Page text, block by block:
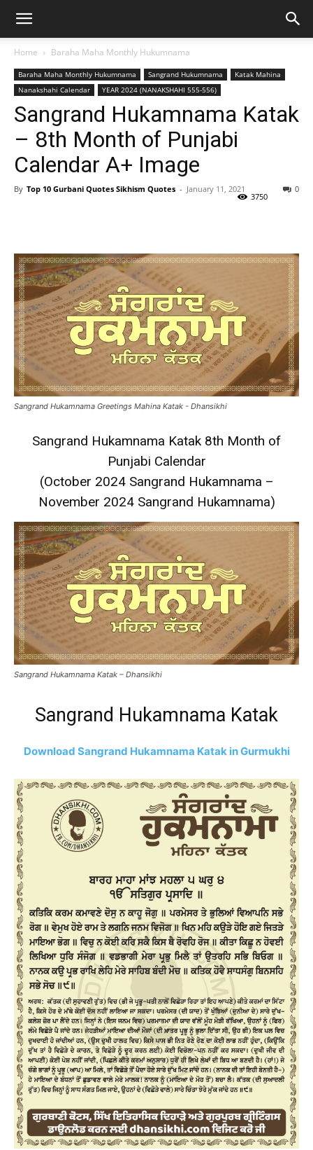
Home Baraha Maha Monthly Hukumnama
Baraha Maha Monthly Hukumnama Sangrand Hukumnama
Katak Mahina
Nanakshahi Calendar
YEAR 2024 (NANAKSHAHI 555-556)
Sangrand Hukamnama Katak
– 8th Month of Punjabi
Calendar A+ Image
By Top 10 Gurbani Quotes Sikhism Quotes - January 11, 2021 0
3750
Sangrand Hukamnama Greetings Mahina Katak - Dhansikhi
Sangrand Hukamnama Katak 8th Month of
Punjabi Calendar
(October 2024 Sangrand Hukamnama –
November 2024 Sangrand Hukamnama)
Sangrand Hukamnama Katak – Dhansikhi
Sangrand Hukamnama Katak
Download Sangrand Hukamnama Katak in Gurmukhi